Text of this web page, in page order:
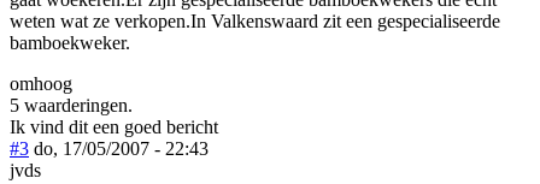
weten wat ze verkopen.In Valkenswaard zit een gespecialiseerde
bamboekweker.
omhoog
5 waarderingen.
Ik vind dit een goed bericht
#3 do, 17/05/2007 - 22:43
jvds